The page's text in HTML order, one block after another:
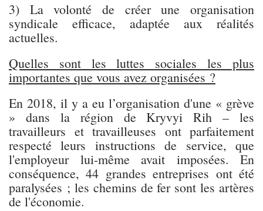
3) La volonté de créer une organisation
syndicale efficace, adaptée aux réalités
actuelles.
Quelles sont les luttes sociales les plus
importantes que vous avez organisées ?
En 2018, il y a eu l’organisation d'une « grève
» dans la région de Kryvyi Rih – les
travailleurs et travailleuses ont parfaitement
respecté leurs instructions de service, que
l'employeur lui-même avait imposées. En
conséquence, 44 grandes entreprises ont été
paralysées ; les chemins de fer sont les artères
de l'économie.